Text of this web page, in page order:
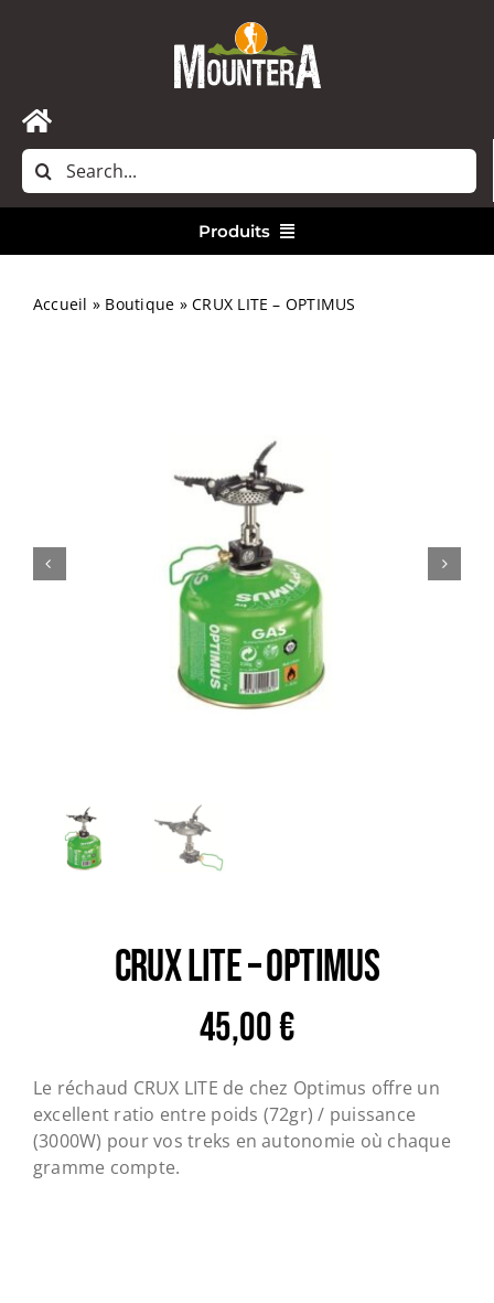
Toggle
Navigation
Accueil
Rechercher:
Produits
Bivouac
Trail
Escalade / Alpinisme
Bons Plans
Accueil » Boutique »CRUX LITE – OPTIMUS
CRUX LITE – OPTIMUS
45,00€
Le réchaud CRUX LITE de chez Optimus offre un
excellent ratio entre poids (72gr) / puissance
(3000W) pour vos treks en autonomie où chaque
gramme compte.